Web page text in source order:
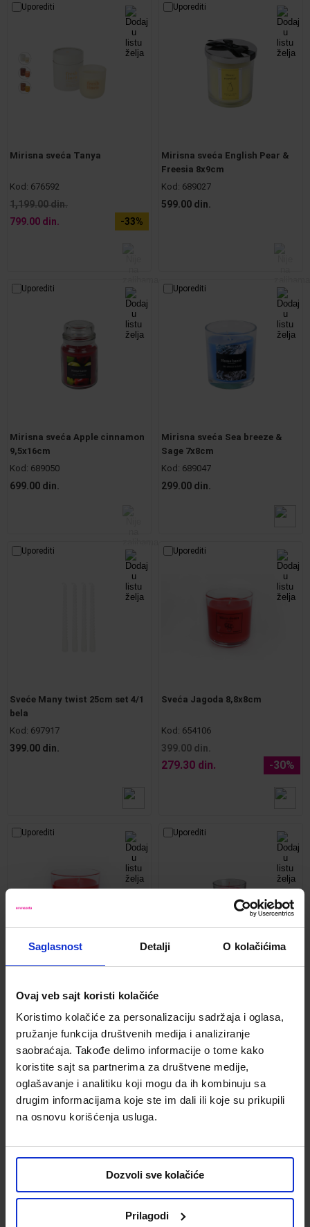
Saglasnost Detalji O kolačićima
Ovaj veb sajt koristi kolačiće
Koristimo kolačiće za personalizaciju sadržaja i oglasa,
pružanje funkcija društvenih medija i analiziranje
saobraćaja. Takođe delimo informacije o tome kako
koristite sajt sa partnerima za društvene medije,
oglašavanje i analitiku koji mogu da ih kombinuju sa
drugim informacijama koje ste im dali ili koje su prikupili
na osnovu korišćenja usluga.
Dozvoli sve kolačiće
Prilagodi
Uporediti
Mirisna sveća Tanya
Kod: 676592
1,199.00 din.
799.00 din.
-33%
Uporediti
Mirisna sveća English Pear &
Freesia 8x9cm
Kod: 689027
599.00 din.
Uporediti
Mirisna sveća Apple cinnamon
9,5x16cm
Kod: 689050
699.00 din.
Uporediti
Mirisna sveća Sea breeze &
Sage 7x8cm
Kod: 689047
299.00 din.
Uporediti
Sveće Many twist 25cm set 4/1
bela
Kod: 697917
399.00 din.
Uporediti
Sveća Jagoda 8,8x8cm
Kod: 654106
399.00 din.
279.30 din. -30%
Uporediti
Kod: 654111
399.00 din.
279.30 din. -30%
Uporediti
Kod: 675180
399.00 din.
279.30 din.
Uporediti